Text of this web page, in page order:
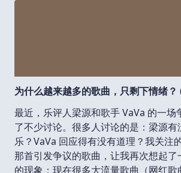
为什么越来越多的歌曲，只剩下情绪？
最近，乐评人梁源和歌手 VaVa 的一场
了不少讨论。很多人讨论的是：梁源
乐？VaVa 回应得有没有道理？我关注
那首引发争议的歌曲，让我再次想起了
的现象：现在很多大流量歌曲（网红